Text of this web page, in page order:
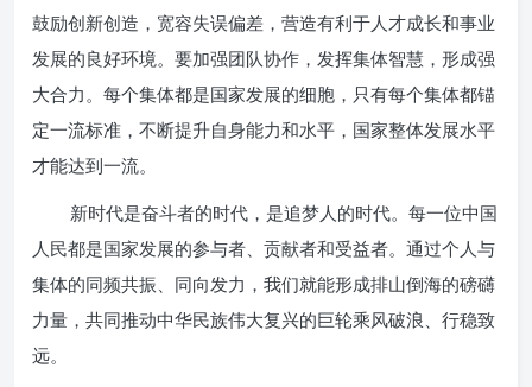
鼓励创新创造，宽容失误偏差，营造有利于人才成长和事业
发展的良好环境。要加强团队协作，发挥集体智慧，形成强
大合力。每个集体都是国家发展的细胞，只有每个集体都锚
定一流标准，不断提升自身能力和水平，国家整体发展水平
才能达到一流。
新时代是奋斗者的时代，是追梦人的时代。每一位中国
人民都是国家发展的参与者、贡献者和受益者。通过个人与
集体的同频共振、同向发力，我们就能形成排山倒海的磅礴
力量，共同推动中华民族伟大复兴的巨轮乘风破浪、行稳致
远。